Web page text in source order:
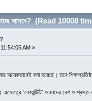
কাজে আসবে? (Read 10008
AM »
অনেকভাবেই বলা হয়েছে। তবে
এক্ষেত্রে ‘কোয়ান্টিটি’ আমাদের বেশ